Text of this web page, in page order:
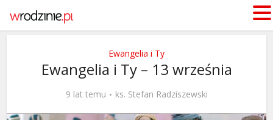
Ewangelia i Ty
Ewangelia i Ty – 13 września
9 lat temu ks. Stefan Radziszewski